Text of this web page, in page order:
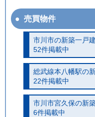
売買物件
市川市の新築一戸
52件掲載中
総武線本八幡駅の
22件掲載中
市川市宮久保の新
6件掲載中